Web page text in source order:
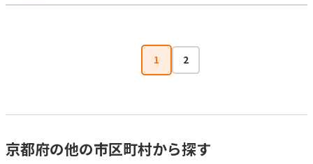
1 2
京都府の他の市区町村から探す